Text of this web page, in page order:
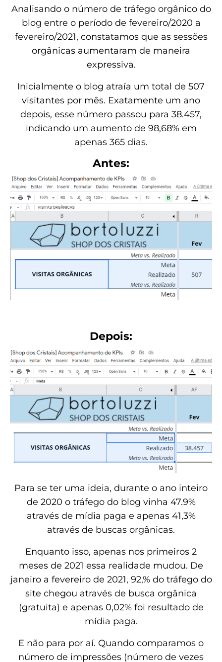
Analisando o número de tráfego orgânico do
blog entre o período de fevereiro/2020 a
fevereiro/2021, constatamos que as sessões
orgânicas aumentaram de maneira
expressiva.
Inicialmente o blog atraía um total de 507
visitantes por mês. Exatamente um ano
depois, esse número passou para 38.457,
indicando um aumento de 98,68% em
apenas 365 dias.
Antes:
Depois:
Para se ter uma ideia, durante o ano inteiro
de 2020 o tráfego do blog vinha 47.9%
através de mídia paga e apenas 41,3%
através de buscas orgânicas.
Enquanto isso, apenas nos primeiros 2
meses de 2021 essa realidade mudou. De
janeiro a fevereiro de 2021, 92,% do tráfego do
site chegou através de busca orgânica
(gratuita) e apenas 0,02% foi resultado de
mídia paga.
E não para por aí. Quando comparamos o
número de impressões (número de vezes